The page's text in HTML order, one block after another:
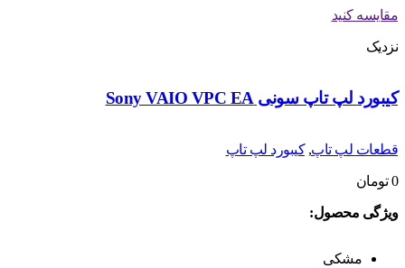
مقایسه کنید
نزدیک
کیبورد لپ تاپ سونی Sony VAIO VPC EA
قطعات لپ تاپ,کیبورد لپ تاپ
0 تومان
ویژگی محصول:
مشکی